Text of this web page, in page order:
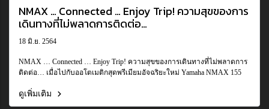
NMAX … Connected … Enjoy Trip! ความสุขของการ
เดินทางที่ไม่พลาดการติดต่อ…
18 มิ.ย. 2564
NMAX … Connected … Enjoy Trip! ความสุขของการเดินทางที่ไม่พลาดการ
ติดต่อ… เมื่อไปกับออโตเมติกสุดพรีเมียมอัจฉริยะใหม่ Yamaha NMAX 155
ดูเพิ่มเติม